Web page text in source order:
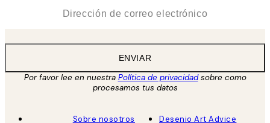
ENVIAR
Por favor lee en nuestra Política de privacidadsobre como
procesamos tus datos
Sobre nosotros
Desenio Art Advice